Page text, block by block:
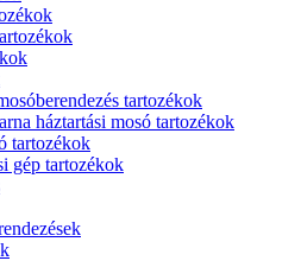
tartozékok
háztartási mosó tartozékok
tartozékok
gép tartozékok